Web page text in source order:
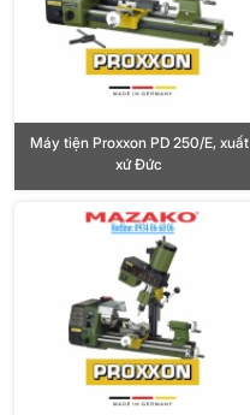
Máy tiện Proxxon PD 250/E, xuất
xứ Đức